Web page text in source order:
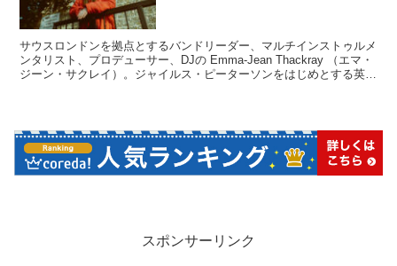
サウスロンドンを拠点とするバンドリーダー、マルチインストゥルメ
ンタリスト、プロデューサー、DJの Emma-Jean Thackray （エマ・
ジーン・サクレイ）。ジャイルス・ピーターソンをはじめとする英国
スポンサーリンク